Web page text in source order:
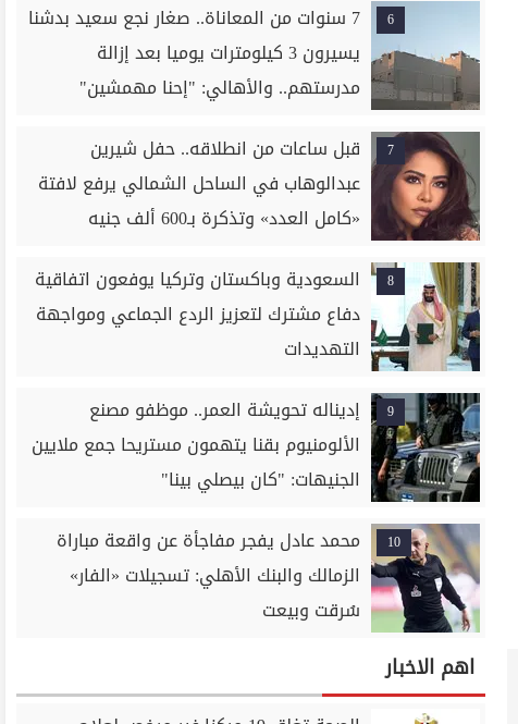
6
7 سنوات من المعاناة.. صغار نجع سعيد بدشنا
يسيرون 3 كيلومترات يوميا بعد إزالة
مدرستهم.. والأهالي: "إحنا مهمشين"
7
قبل ساعات من انطلاقه.. حفل شيرين
عبدالوهاب في الساحل الشمالي يرفع لافتة
«كامل العدد» وتذكرة بـ600 ألف جنيه
8
السعودية وباكستان وتركيا يوفعون اتفاقية
دفاع مشترك لتعزيز الردع الجماعي ومواجهة
التهديدات
9
إديناله تحويشة العمر.. موظفو مصنع
الألومنيوم بقنا يتهمون مستريحا جمع ملايين
الجنيهات: "كان بيصلي بينا"
10
محمد عادل يفجر مفاجأة عن واقعة مباراة
الزمالك والبنك الأهلي: تسجيلات «الفار»
سُرقت وبيعت
اهم الاخبار